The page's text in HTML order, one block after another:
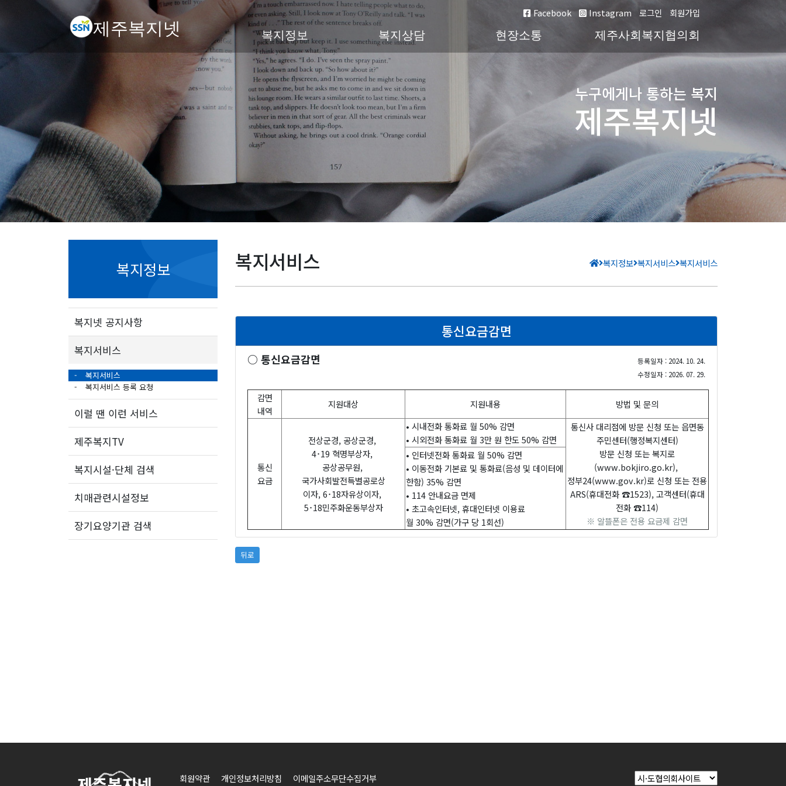
제주복지넷
Facebook Instagram 로그인 회원가입
복지정보 복지상담 현장소통 제주사회복지협의회
누구에게나 통하는 복지
제주복지넷
복지정보
복지넷 공지사항
복지서비스
복지서비스
복지서비스 등록 요청
이럴 땐 이런 서비스
제주복지TV
복지시설·단체 검색
치매관련시설정보
장기요양기관 검색
복지서비스 복지정보 복지서비스 복지서비스
통신요금감면
○ 통신요금감면
등록일자 : 2024. 10. 24.
수정일자 : 2026. 07. 29.
감면
내역
지원대상 지원내용 방법 및 문의
통신
요금
전상군경, 공상군경,
4･19 혁명부상자,
공상공무원,
국가사회발전특별공로상
이자, 6･18자유상이자,
5･18민주화운동부상자
• 시내전화 통화료 월 50% 감면
• 시외전화 통화료 월 3만 원 한도 50% 감면
통신사 대리점에 방문 신청 또는 읍면동
주민센터(행정복지센터)
방문 신청 또는 복지로
(www.bokjiro.go.kr),
정부24(www.gov.kr)로 신청 또는 전용
ARS(휴대전화 ☎1523), 고객센터(휴대
전화 ☎114)
※ 알뜰폰은 전용 요금제 감면
• 인터넷전화 통화료 월 50% 감면
• 이동전화 기본료 및 통화료(음성 및 데이터에
한함) 35% 감면
• 114 안내요금 면제
• 초고속인터넷, 휴대인터넷 이용료
월 30% 감면(가구 당 1회선)
뒤로
회원약관 개인정보처리방침 이메일주소무단수집거부